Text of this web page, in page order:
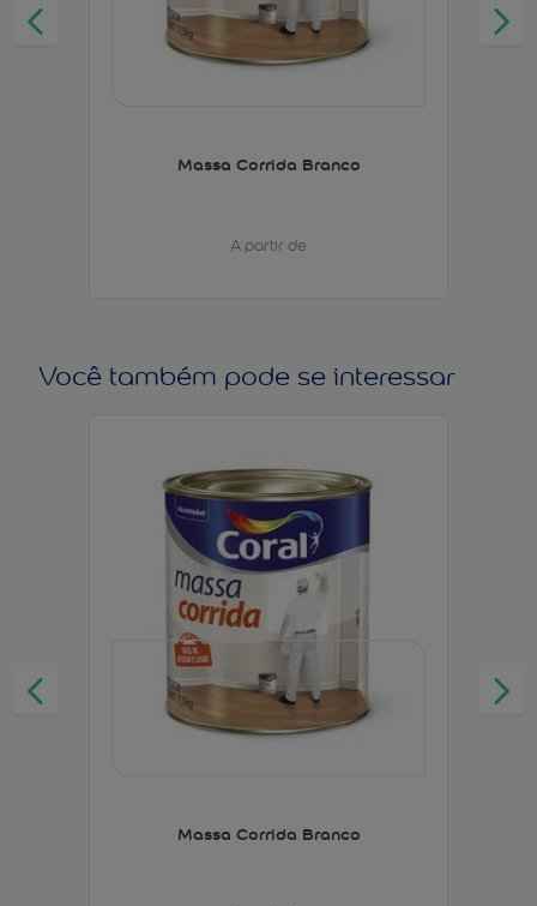
Massa Corrida Branco
A partir de
Você também pode se interessar
Massa Corrida Branco